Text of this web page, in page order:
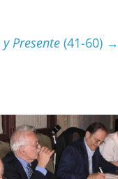
volumen.
Presente (41-60) →